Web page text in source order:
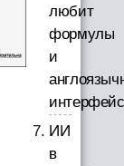
любит
формулы
и
ИИ
в